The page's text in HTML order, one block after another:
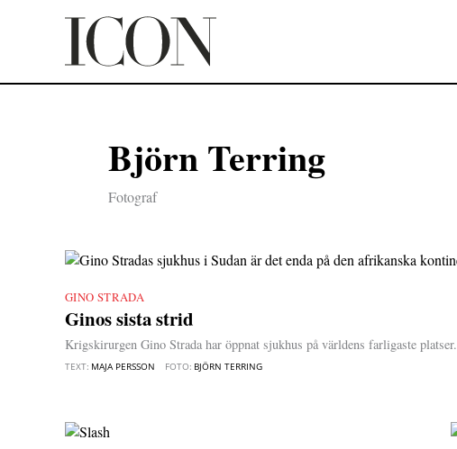
Björn Terring
Fotograf
GINO STRADA
Ginos sista strid
Krigskirurgen Gino Strada har öppnat sjukhus på världens farligaste platser.
TEXT: MAJA PERSSON FOTO: BJÖRN TERRING